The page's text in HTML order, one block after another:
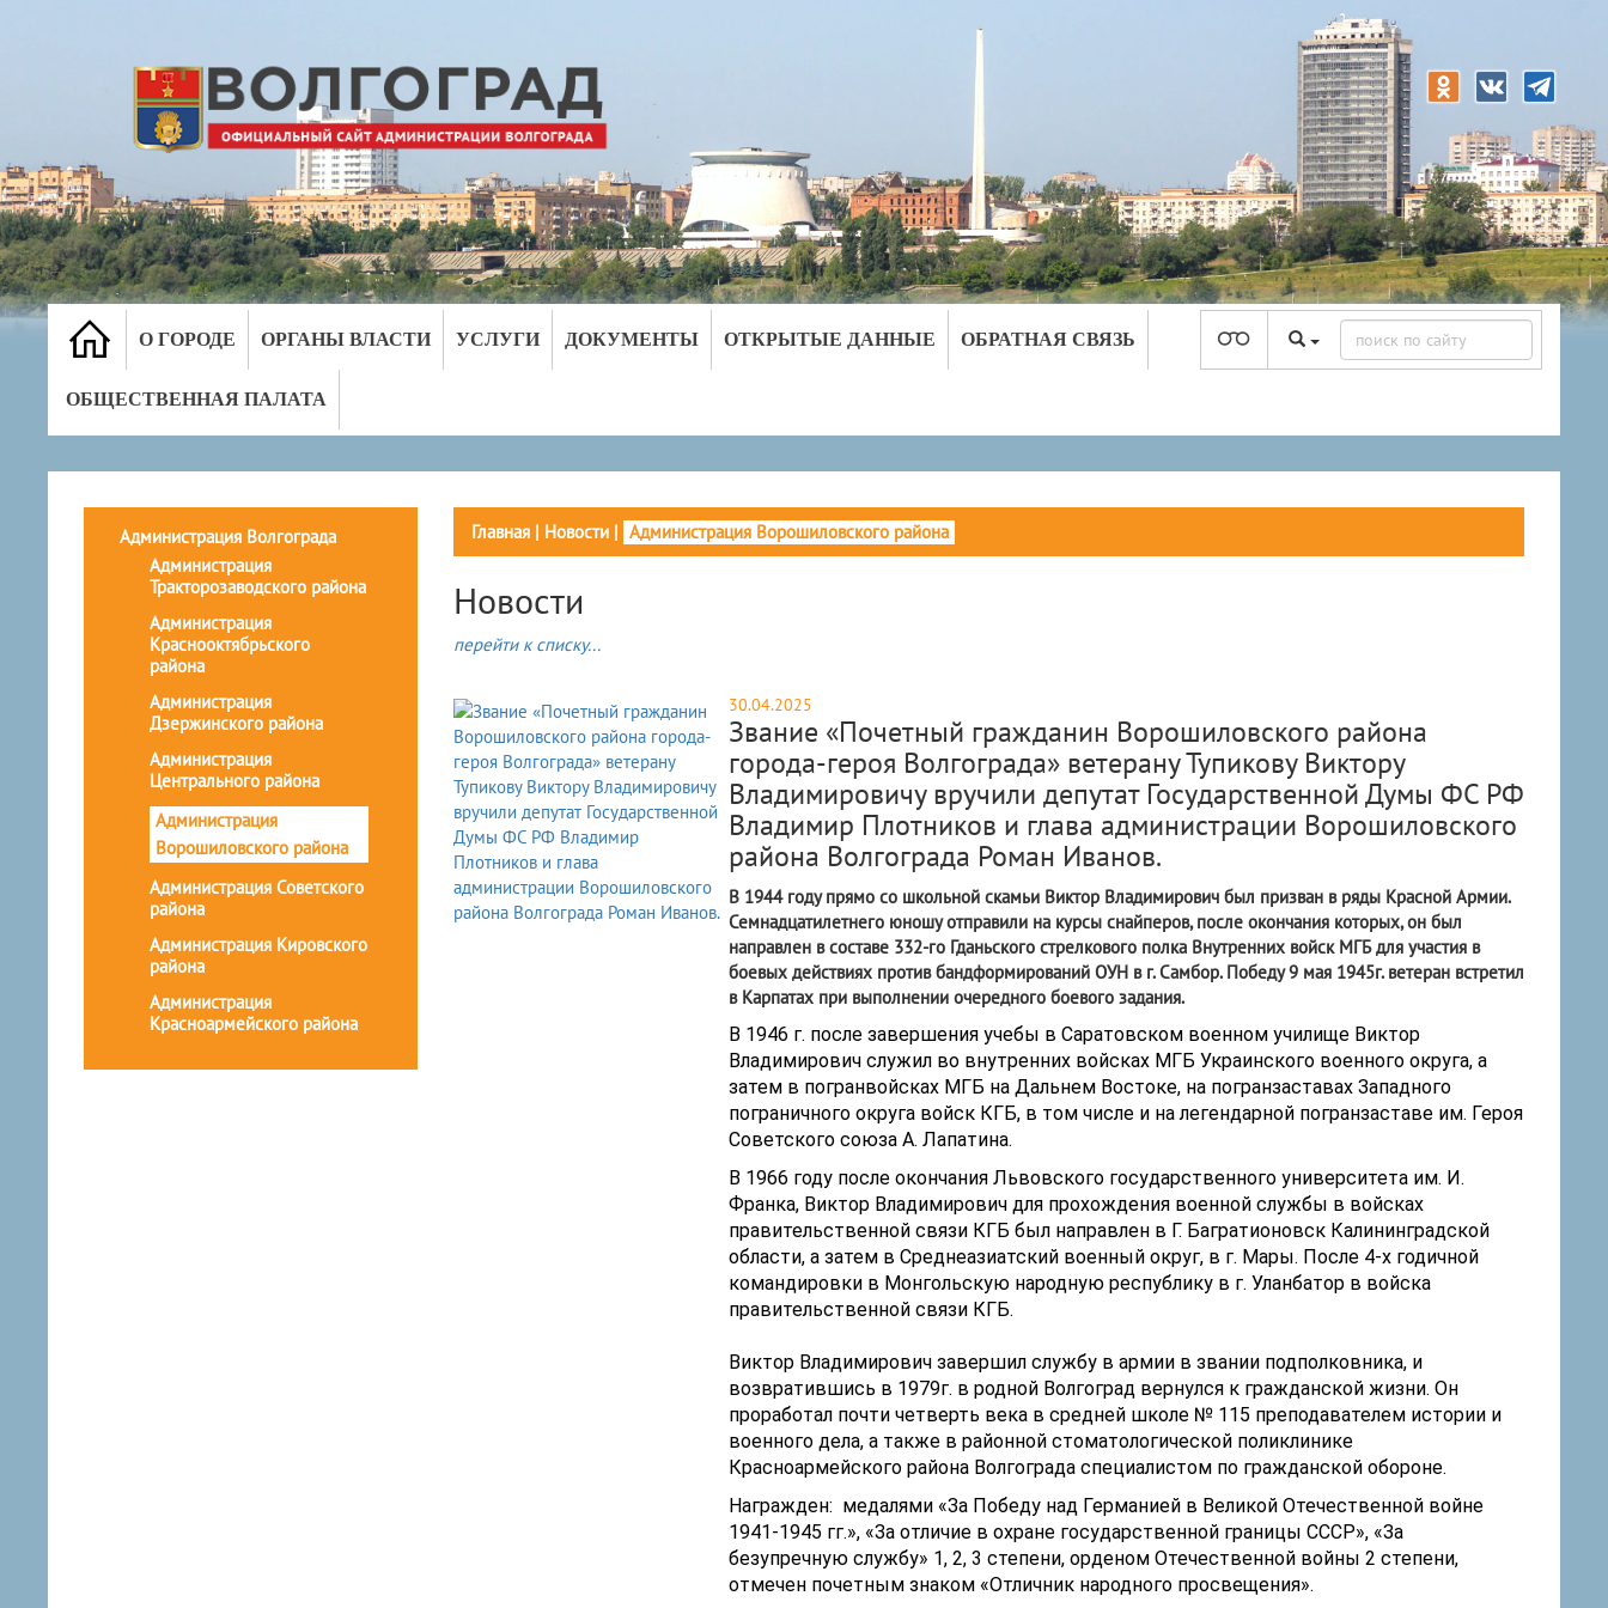
О ГОРОДЕ ОРГАНЫ ВЛАСТИ УСЛУГИ ДОКУМЕНТЫ ОТКРЫТЫЕ ДАННЫЕ ОБРАТНАЯ СВЯЗЬ
ОБЩЕСТВЕННАЯ ПАЛАТА
Администрация Волгограда
Администрация
Тракторозаводского района
Администрация
Краснооктябрьского
района
Администрация
Дзержинского района
Администрация
Центрального района
Администрация
Ворошиловского района
Администрация Советского
района
Администрация Кировского
района
Администрация
Красноармейского района
Главная| Новости| Администрация Ворошиловского района
Новости
перейти к списку...
30.04.2025
Звание «Почетный гражданин Ворошиловского района
города-героя Волгограда» ветерану Тупикову Виктору
Владимировичу вручили депутат Государственной Думы ФС РФ
Владимир Плотников и глава администрации Ворошиловского
района Волгограда Роман Иванов.
В 1944 году прямо со школьной скамьи Виктор Владимирович был призван в ряды Красной Армии.
Семнадцатилетнего юношу отправили на курсы снайперов, после окончания которых, он был
направлен в составе 332-го Гданьского стрелкового полка Внутренних войск МГБ для участия в
боевых действиях против бандформирований ОУН в г. Самбор. Победу 9 мая 1945г. ветеран встретил
в Карпатах при выполнении очередного боевого задания.
В 1946 г. после завершения учебы в Саратовском военном училище Виктор
Владимирович служил во внутренних войсках МГБ Украинского военного округа, а
затем в погранвойсках МГБ на Дальнем Востоке, на погранзаставах Западного
пограничного округа войск КГБ, в том числе и на легендарной погранзаставе им. Героя
Советского союза А. Лапатина.
В 1966 году после окончания Львовского государственного университета им. И.
Франка, Виктор Владимирович для прохождения военной службы в войсках
правительственной связи КГБ был направлен в Г. Багратионовск Калининградской
области, а затем в Среднеазиатский военный округ, в г. Мары. После 4-х годичной
командировки в Монгольскую народную республику в г. Уланбатор в войска
правительственной связи КГБ.
Виктор Владимирович завершил службу в армии в звании подполковника, и
возвратившись в 1979г. в родной Волгоград вернулся к гражданской жизни. Он
проработал почти четверть века в средней школе № 115 преподавателем истории и
военного дела, а также в районной стоматологической поликлинике
Красноармейского района Волгограда специалистом по гражданской обороне.
Награжден: медалями «За Победу над Германией в Великой Отечественной войне
1941-1945 гг.», «За отличие в охране государственной границы СССР», «За
безупречную службу» 1, 2, 3 степени, орденом Отечественной войны 2 степени,
отмечен почетным знаком «Отличник народного просвещения».